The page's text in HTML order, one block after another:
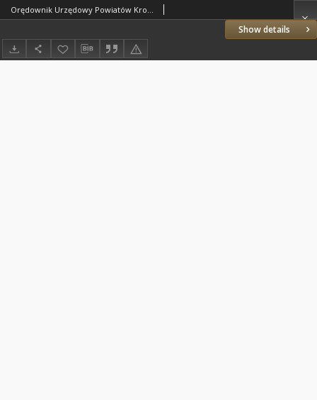
Show details
Orędownik Urzędowy Powiatów Krotoszyńskiego i Pleszewskiego 1926.07.28 R.53 Nr60